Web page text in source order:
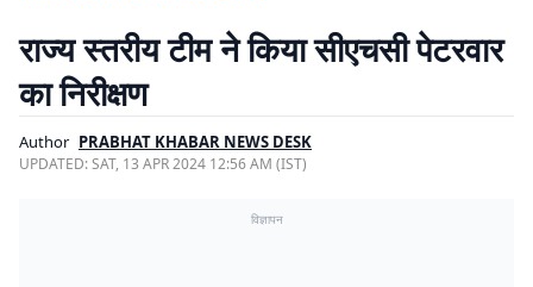
राज्य स्तरीय टीम ने किया सीएचसी पेटरवार
का निरीक्षण
Author PRABHAT KHABAR NEWS DESK
UPDATED:SAT, 13 APR 2024 12:56 AM (IST)
विज्ञापन